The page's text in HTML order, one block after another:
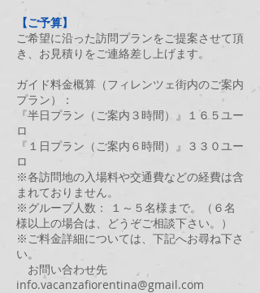
【ご予算】
ご希望に沿った訪問プランをご提案させて頂
き 、お見積りをご連絡差し上げます。
ガイド料金概算（フィレンツェ街内のご案内
プラン）：
『半日プラン（ご案内３時間）』１６５ユー
ロ
『１日プラン（ご案内６時間）』３３０ユー
ロ
※各訪問地の入場料や交通費などの経費は含
まれておりません。
※グループ人数： １～５名様まで。（６名
様以上の場合は、どうぞご相談下さい。）
※ご料金詳細については、下記へお尋ね下さ
い。
お問い合わせ先
info.vacanzafiorentina@gmail.com